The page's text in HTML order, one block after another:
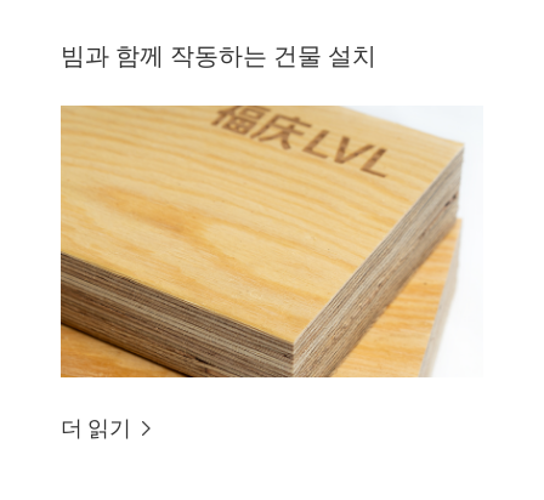
빔과 함께 작동하는 건물 설치
더 읽기 